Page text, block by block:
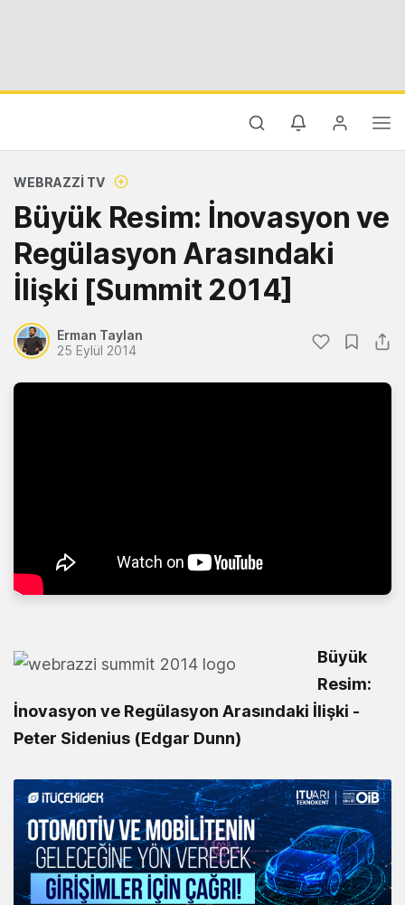
WEBRAZZI TV
Büyük Resim: İnovasyon ve
Regülasyon Arasındaki
İlişki [Summit 2014]
Erman Taylan
25 Eylül 2014
Büyük
Resim:
İnovasyon ve Regülasyon Arasındaki İlişki -
Peter Sidenius (Edgar Dunn)